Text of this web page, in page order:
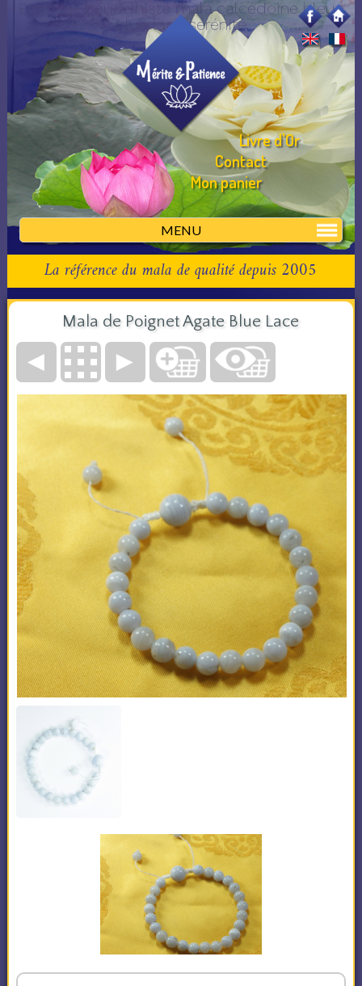
Bracelat bouddhiste mala calcédoine bleue
blue lace sérénité
MENU
Livre d'Or
Contact
Mon panier
La référence du mala de qualité depuis 2005
Mala de Poignet Agate Blue Lace
◄ ►